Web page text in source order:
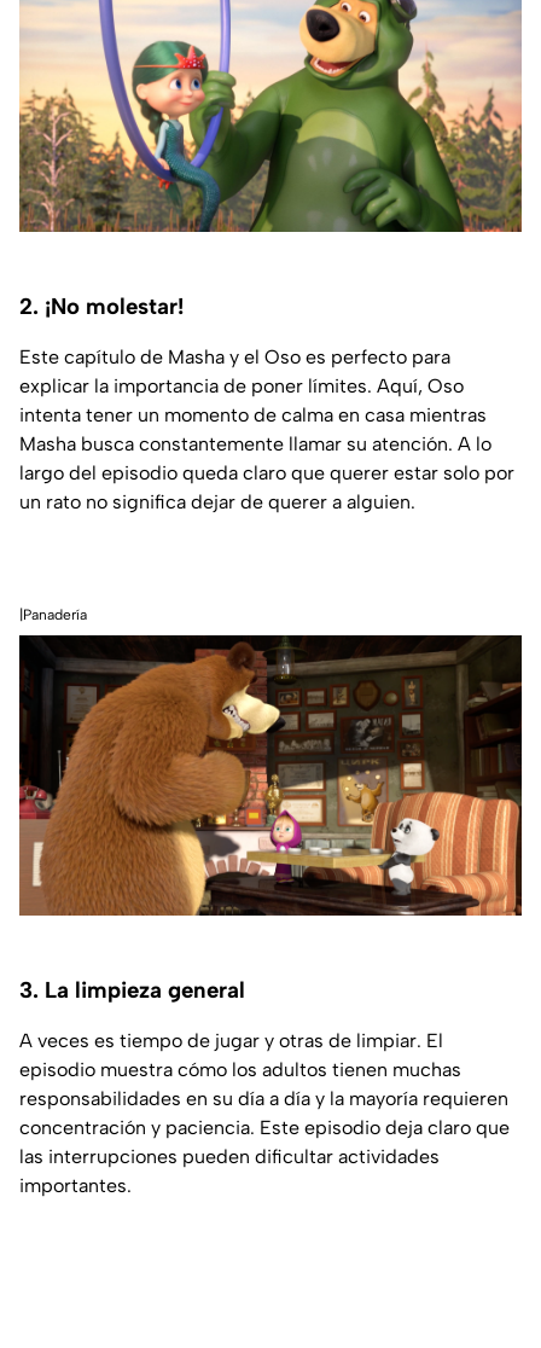
2. ¡No molestar!
Este capítulo de Masha y el Oso es perfecto para
explicar la importancia de poner límites. Aquí, Oso
intenta tener un momento de calma en casa mientras
Masha busca constantemente llamar su atención. A lo
largo del episodio queda claro que querer estar solo por
un rato no significa dejar de querer a alguien.
|Panadería
3. La limpieza general
A veces es tiempo de jugar y otras de limpiar. El
episodio muestra cómo los adultos tienen muchas
responsabilidades en su día a día y la mayoría requieren
concentración y paciencia. Este episodio deja claro que
las interrupciones pueden dificultar actividades
importantes.